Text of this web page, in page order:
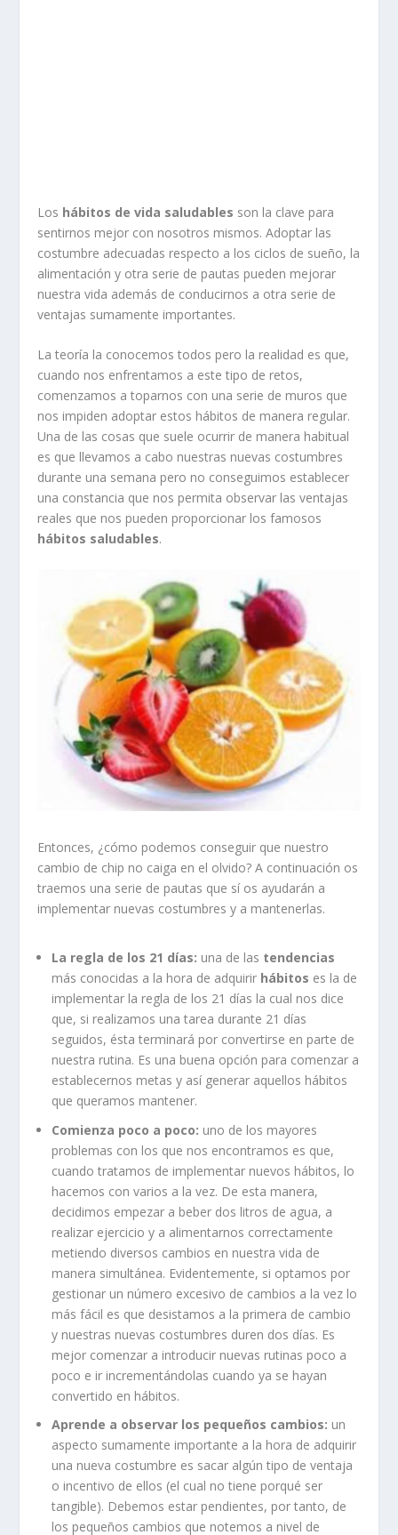
Los hábitos de vida saludables son la clave para
sentirnos mejor con nosotros mismos. Adoptar las
costumbre adecuadas respecto a los ciclos de sueño, la
alimentación y otra serie de pautas pueden mejorar
nuestra vida además de conducirnos a otra serie de
ventajas sumamente importantes.
La teoría la conocemos todos pero la realidad es que,
cuando nos enfrentamos a este tipo de retos,
comenzamos a toparnos con una serie de muros que
nos impiden adoptar estos hábitos de manera regular.
Una de las cosas que suele ocurrir de manera habitual
es que llevamos a cabo nuestras nuevas costumbres
durante una semana pero no conseguimos establecer
una constancia que nos permita observar las ventajas
reales que nos pueden proporcionar los famosos
hábitos saludables.
Entonces, ¿cómo podemos conseguir que nuestro
cambio de chip no caiga en el olvido? A continuación os
traemos una serie de pautas que sí os ayudarán a
implementar nuevas costumbres y a mantenerlas.
La regla de los 21 días: una de las tendencias
más conocidas a la hora de adquirir hábitos es la de
implementar la regla de los 21 días la cual nos dice
que, si realizamos una tarea durante 21 días
seguidos, ésta terminará por convertirse en parte de
nuestra rutina. Es una buena opción para comenzar a
establecernos metas y así generar aquellos hábitos
que queramos mantener.
Comienza poco a poco: uno de los mayores
problemas con los que nos encontramos es que,
cuando tratamos de implementar nuevos hábitos, lo
hacemos con varios a la vez. De esta manera,
decidimos empezar a beber dos litros de agua, a
realizar ejercicio y a alimentarnos correctamente
metiendo diversos cambios en nuestra vida de
manera simultánea. Evidentemente, si optamos por
gestionar un número excesivo de cambios a la vez lo
más fácil es que desistamos a la primera de cambio
y nuestras nuevas costumbres duren dos días. Es
mejor comenzar a introducir nuevas rutinas poco a
poco e ir incrementándolas cuando ya se hayan
convertido en hábitos.
Aprende a observar los pequeños cambios: un
aspecto sumamente importante a la hora de adquirir
una nueva costumbre es sacar algún tipo de ventaja
o incentivo de ellos (el cual no tiene porqué ser
tangible). Debemos estar pendientes, por tanto, de
los pequeños cambios que notemos a nivel de